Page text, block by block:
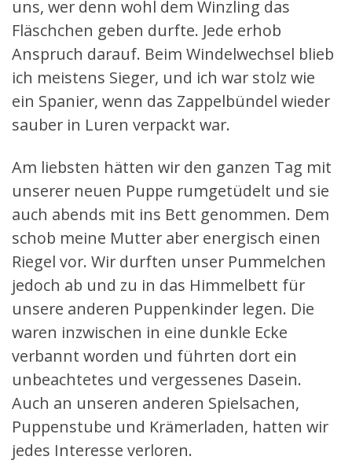
uns, wer denn wohl dem Winzling das
Fläschchen geben durfte. Jede erhob
Anspruch darauf. Beim Windelwechsel blieb
ich meistens Sieger, und ich war stolz wie
ein Spanier, wenn das Zappelbündel wieder
sauber in Luren verpackt war.
Am liebsten hätten wir den ganzen Tag mit
unserer neuen Puppe rumgetüdelt und sie
auch abends mit ins Bett genommen. Dem
schob meine Mutter aber energisch einen
Riegel vor. Wir durften unser Pummelchen
jedoch ab und zu in das Himmelbett für
unsere anderen Puppenkinder legen. Die
waren inzwischen in eine dunkle Ecke
verbannt worden und führten dort ein
unbeachtetes und vergessenes Dasein.
Auch an unseren anderen Spielsachen,
Puppenstube und Krämerladen, hatten wir
jedes Interesse verloren.